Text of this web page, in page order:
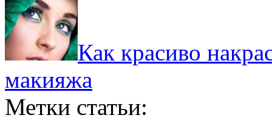
Как красиво
макияжа
Метки статьи: